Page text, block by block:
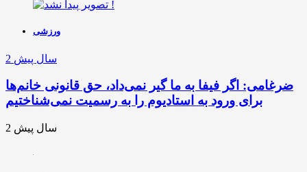
ورزشی
2 سال پیش
ضرغامی: اگر فیفا به ما گیر نمی‌داد، حق قانونی خانم‌ها
برای ورود به استادیوم را به رسمیت نمی‌شناختیم
2 سال پیش